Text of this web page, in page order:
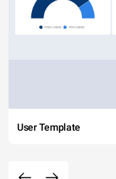
User Template